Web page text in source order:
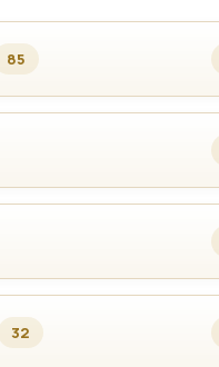
85
32